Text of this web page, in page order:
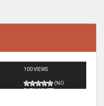
100 VIEWS
(NO
RATINGS YET)